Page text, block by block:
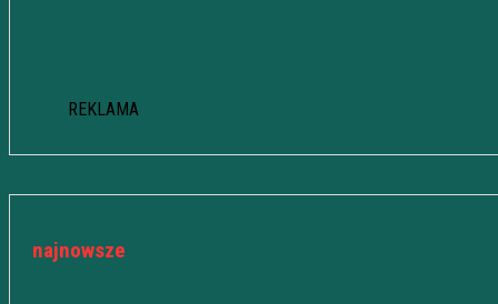
REKLAMA
najnowsze